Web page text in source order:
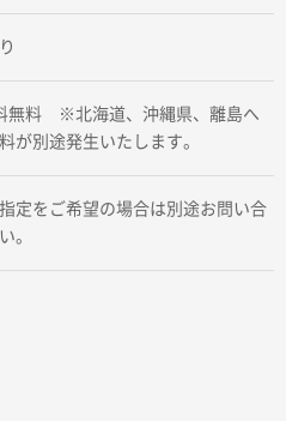
無料 ※北海道、沖縄県、離島へ
が別途発生いたします。
定をご希望の場合は別途お問い合
。